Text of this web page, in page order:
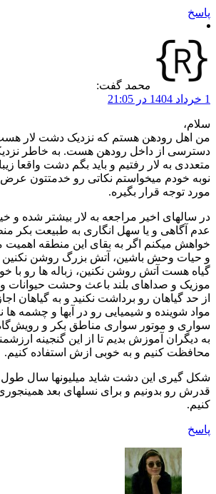
پاسخ
محمد گفت:
1 خرداد 1404 در 21:05
سلام،
من اهل رودهن هستم که نزدیک دشت لار
دسترسی از داخل رودهن هست. به خاطر
متعددی به لار رفتیم و باید بگم دشت واقعا
نوبه خودم میخواستم نکاتی رو خدمتتون عرض
مورد توجه قرار بگیره.
در سالهای اخیر مراجعه به لار بیشتر شده و
عدم آگاهی و یا سهل انگاری به طبیعت بکر
خواهش میکنم اگر به بقای این منطقه
و حیات وحش باشین، آتش بزرگ روشن نکنین
گیاه هست آتش روشن نکنین، زباله ها رو با
موزیک و صداهای بلند باعث وحشت حیوانات
از حد گیاهان رو برداشت نکنید و به گیاهان
مواد شوینده و شیمیایی رو در آبها و چشمه ها
سواری و موتور سواری مناطق بکر و
به دیگران آموزش بدیم تا از این گنجینه
محافظت کنیم و به خوبی ازش استفاده کنیم.
شکل گیری این دشت شاید میلیونها سال طول
قدرش رو بدونیم و برای نسلهای بعد
کنیم.
پاسخ